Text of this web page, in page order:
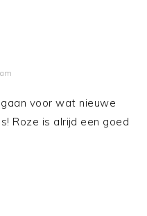
voor wat nieuwe
Roze is alrijd een goed